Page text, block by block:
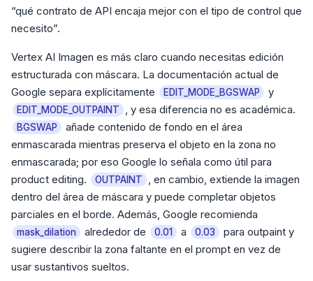
“qué contrato de API encaja mejor con el tipo de control que
necesito”.
Vertex AI Imagen es más claro cuando necesitas edición
estructurada con máscara. La documentación actual de
Google separa explícitamente
EDIT_MODE_BGSWAP y
EDIT_MODE_OUTPAINT , y esa diferencia no es académica.
BGSWAP
añade contenido de fondo en el área
enmascarada mientras preserva el objeto en la zona no
enmascarada; por eso Google lo señala como útil para
product editing.
OUTPAINT
, en cambio, extiende la imagen
dentro del área de máscara y puede completar objetos
parciales en el borde. Además, Google recomienda
mask_dilation alrededor de 0.01 a 0.03
para outpaint y
sugiere describir la zona faltante en el prompt en vez de
usar sustantivos sueltos.